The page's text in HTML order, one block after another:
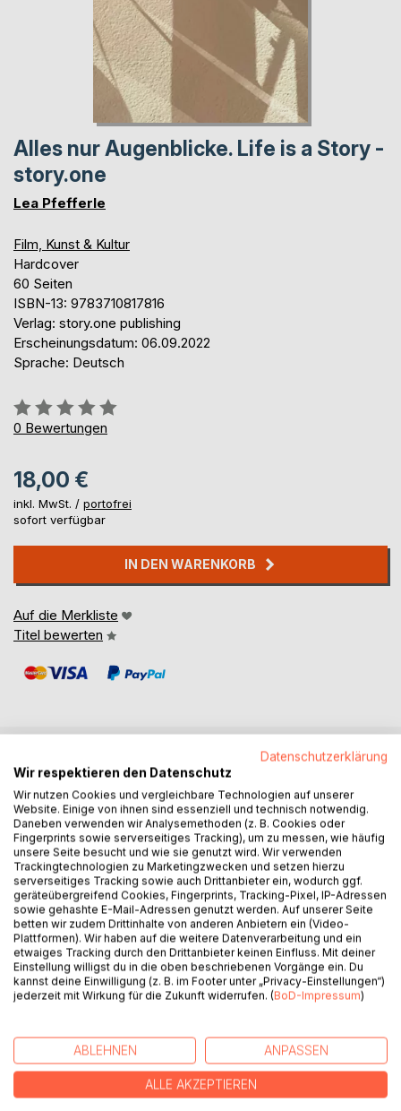
Alles nur Augenblicke. Life is a Story -
story.one
Lea Pfefferle
Film, Kunst & Kultur
Hardcover
60 Seiten
ISBN-13: 9783710817816
Verlag: story.one publishing
Erscheinungsdatum: 06.09.2022
Sprache: Deutsch
Bewertung::
0%
0 Bewertungen
18,00 €
inkl. MwSt. / portofrei
sofort verfügbar
IN DEN WARENKORB
Auf die Merkliste
Titel bewerten
BESCHREIBUNG
Wie können wir das Vergangene retten? Wie müssen wir
leben, um wirklich zu leben? Diesen Fragen widmet sich
"Alles nur Augenblicke" in verschiedenen Kurzgeschichten
zu den verschiedensten Momenten in unseren Leben.
AUTOR/IN
PRESSESTIMMEN
Datenschutzerklärung
Wir respektieren den Datenschutz
Wir nutzen Cookies und vergleichbare Technologien auf unserer
Website. Einige von ihnen sind essenziell und technisch notwendig.
Daneben verwenden wir Analysemethoden (z. B. Cookies oder
Fingerprints sowie serverseitiges Tracking), um zu messen, wie häufig
unsere Seite besucht und wie sie genutzt wird. Wir verwenden
Trackingtechnologien zu Marketingzwecken und setzen hierzu
serverseitiges Tracking sowie auch Drittanbieter ein, wodurch ggf.
geräteübergreifend Cookies, Fingerprints, Tracking-Pixel, IP-Adressen
sowie gehashte E-Mail-Adressen genutzt werden. Auf unserer Seite
betten wir zudem Drittinhalte von anderen Anbietern ein (Video-
Plattformen). Wir haben auf die weitere Datenverarbeitung und ein
etwaiges Tracking durch den Drittanbieter keinen Einfluss. Mit deiner
Einstellung willigst du in die oben beschriebenen Vorgänge ein. Du
kannst deine Einwilligung (z. B. im Footer unter „Privacy-Einstellungen“)
jederzeit mit Wirkung für die Zukunft widerrufen. (BoD-Impressum)
ABLEHNEN ANPASSEN
ALLE AKZEPTIEREN